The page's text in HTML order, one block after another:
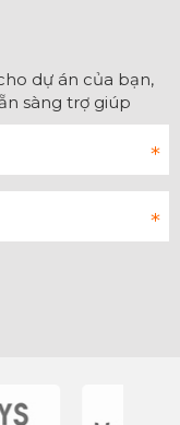
dự án của bạn,
sàng trợ giúp